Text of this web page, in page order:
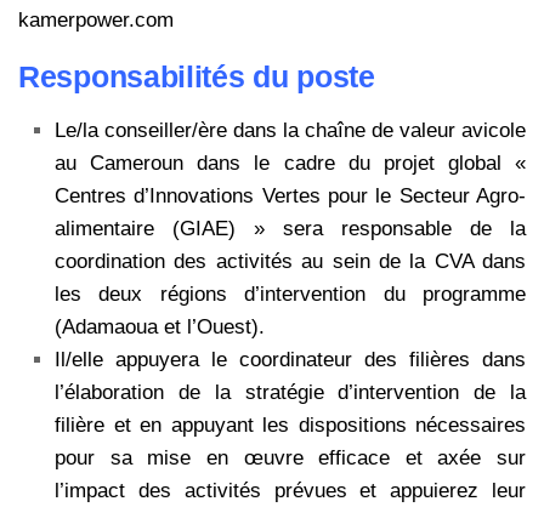
kamerpower.com
Responsabilités du poste
Le/la conseiller/ère dans la chaîne de valeur avicole
au Cameroun dans le cadre du projet global «
Centres d’Innovations Vertes pour le Secteur Agro-
alimentaire (GIAE) » sera responsable de la
coordination des activités au sein de la CVA dans
les deux régions d’intervention du programme
(Adamaoua et l’Ouest).
Il/elle appuyera le coordinateur des filières dans
l’élaboration de la stratégie d’intervention de la
filière et en appuyant les dispositions nécessaires
pour sa mise en œuvre efficace et axée sur
l’impact des activités prévues et appuierez leur